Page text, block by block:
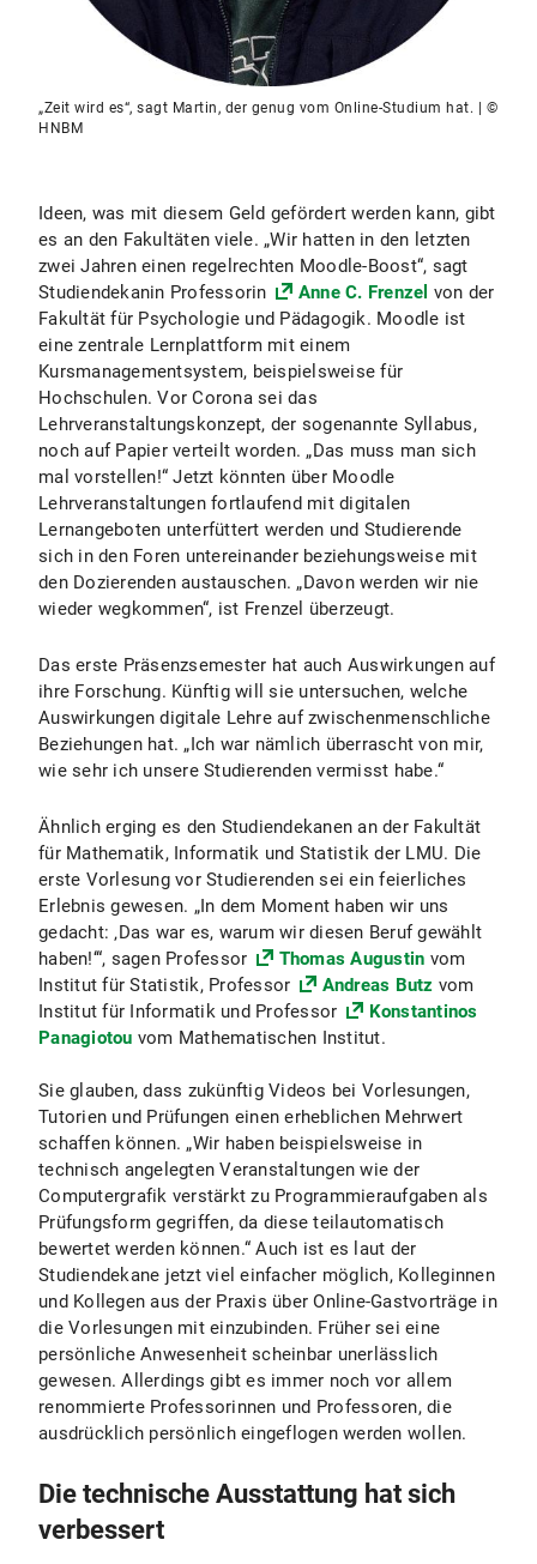
„Zeit wird es“, sagt Martin, der genug vom Online-Studium hat. | ©
HNBM
Ideen, was mit diesem Geld gefördert werden kann, gibt
es an den Fakultäten viele. „Wir hatten in den letzten
zwei Jahren einen regelrechten Moodle-Boost“, sagt
Studiendekanin Professorin
Anne C. Frenzel von der
Fakultät für Psychologie und Pädagogik. Moodle ist
eine zentrale Lernplattform mit einem
Kursmanagementsystem, beispielsweise für
Hochschulen. Vor Corona sei das
Lehrveranstaltungskonzept, der sogenannte Syllabus,
noch auf Papier verteilt worden. „Das muss man sich
mal vorstellen!“ Jetzt könnten über Moodle
Lehrveranstaltungen fortlaufend mit digitalen
Lernangeboten unterfüttert werden und Studierende
sich in den Foren untereinander beziehungsweise mit
den Dozierenden austauschen. „Davon werden wir nie
wieder wegkommen“, ist Frenzel überzeugt.
Das erste Präsenzsemester hat auch Auswirkungen auf
ihre Forschung. Künftig will sie untersuchen, welche
Auswirkungen digitale Lehre auf zwischenmenschliche
Beziehungen hat. „Ich war nämlich überrascht von mir,
wie sehr ich unsere Studierenden vermisst habe.“
Ähnlich erging es den Studiendekanen an der Fakultät
für Mathematik, Informatik und Statistik der LMU. Die
erste Vorlesung vor Studierenden sei ein feierliches
Erlebnis gewesen. „In dem Moment haben wir uns
gedacht: ‚Das war es, warum wir diesen Beruf gewählt
haben!‘“, sagen Professor
Thomas Augustin vom
Institut für Statistik, Professor
Andreas Butz vom
Institut für Informatik und Professor
Konstantinos
Panagiotou vom Mathematischen Institut.
Sie glauben, dass zukünftig Videos bei Vorlesungen,
Tutorien und Prüfungen einen erheblichen Mehrwert
schaffen können. „Wir haben beispielsweise in
technisch angelegten Veranstaltungen wie der
Computergrafik verstärkt zu Programmieraufgaben als
Prüfungsform gegriffen, da diese teilautomatisch
bewertet werden können.“ Auch ist es laut der
Studiendekane jetzt viel einfacher möglich, Kolleginnen
und Kollegen aus der Praxis über Online-Gastvorträge in
die Vorlesungen mit einzubinden. Früher sei eine
persönliche Anwesenheit scheinbar unerlässlich
gewesen. Allerdings gibt es immer noch vor allem
renommierte Professorinnen und Professoren, die
ausdrücklich persönlich eingeflogen werden wollen.
Die technische Ausstattung hat sich
verbessert